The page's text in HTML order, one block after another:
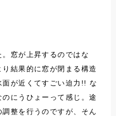
窓が上昇するのではな
結果的に窓が閉まる構造
が近くてすごい迫力!! な
にうひょーって感じ。途
整を行うのですが、そん